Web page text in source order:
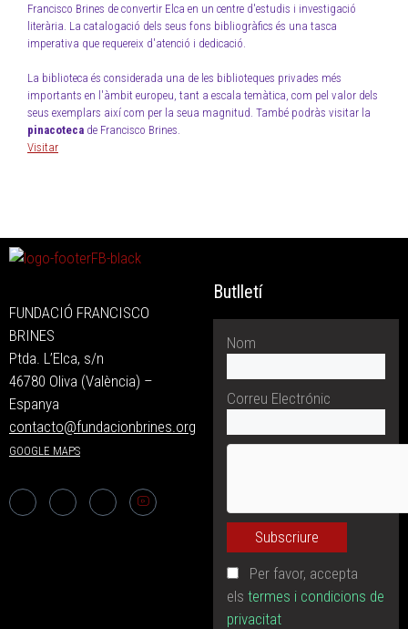
Francisco Brines de convertir Elca en un centre d'estudis i investigació
literària. La catalogació dels seus fons bibliogràfics és una tasca
imperativa que requereix d'atenció i dedicació.
La biblioteca és considerada una de les biblioteques privades més
importants en l'àmbit europeu, tant a escala temàtica, com pel valor dels
seus exemplars així com per la seua magnitud. També podràs visitar la
pinacoteca de Francisco Brines.
Visitar
FUNDACIÓ FRANCISCO
BRINES
Ptda. L’Elca, s/n
46780 Oliva (València) –
Espanya
contacto@fundacionbrines.org
GOOGLE MAPS
Butlletí
Nom
Correu Electrónic
Per favor, accepta
els termes i condicions de
privacitat